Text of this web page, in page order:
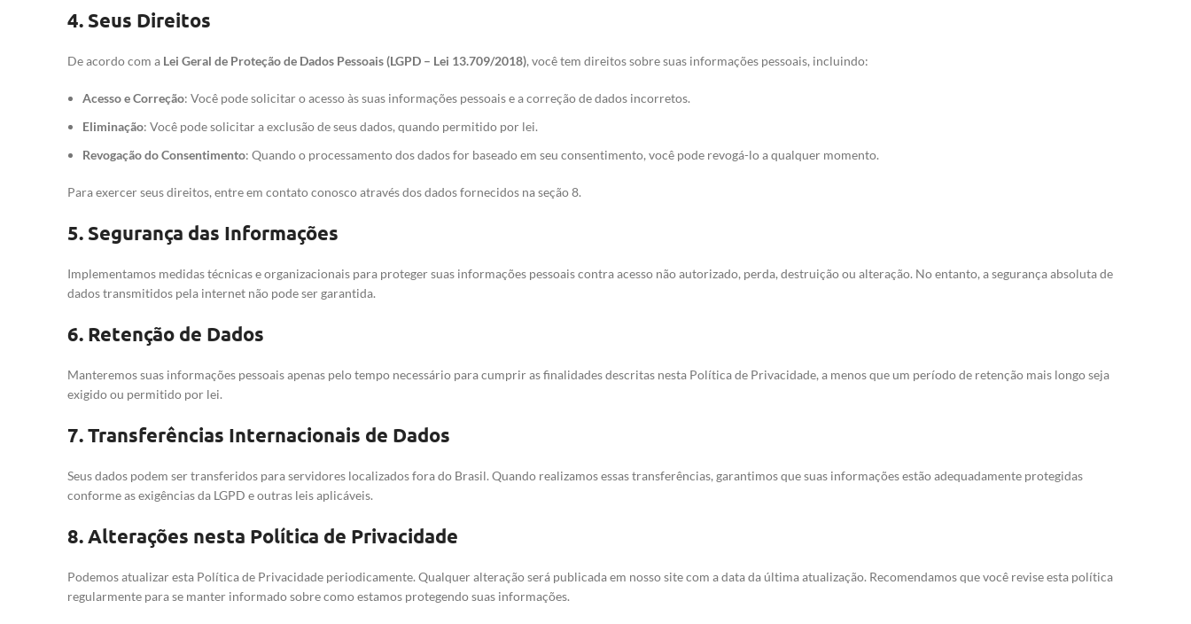
4. Seus Direitos
De acordo com a Lei Geral de Proteção de Dados Pessoais (LGPD – Lei 13.709/2018), você tem direitos sobre suas informações pessoais, incluindo:
Acesso e Correção: Você pode solicitar o acesso às suas informações pessoais e a correção de dados incorretos.
Eliminação: Você pode solicitar a exclusão de seus dados, quando permitido por lei.
Revogação do Consentimento: Quando o processamento dos dados for baseado em seu consentimento, você pode revogá-lo a qualquer momento.
Para exercer seus direitos, entre em contato conosco através dos dados fornecidos na seção 8.
5. Segurança das Informações
Implementamos medidas técnicas e organizacionais para proteger suas informações pessoais contra acesso não autorizado, perda, destruição ou alteração. No entanto, a segurança absoluta de
dados transmitidos pela internet não pode ser garantida.
6. Retenção de Dados
Manteremos suas informações pessoais apenas pelo tempo necessário para cumprir as finalidades descritas nesta Política de Privacidade, a menos que um período de retenção mais longo seja
exigido ou permitido por lei.
7.Transferências Internacionais de Dados
Seus dados podem ser transferidos para servidores localizados fora do Brasil. Quando realizamos essas transferências, garantimos que suas informações estão adequadamente protegidas
conforme as exigências da LGPD e outras leis aplicáveis.
8.Alterações nesta Política de Privacidade
Podemos atualizar esta Política de Privacidade periodicamente. Qualquer alteração será publicada em nosso site com a data da última atualização. Recomendamos que você revise esta política
regularmente para se manter informado sobre como estamos protegendo suas informações.